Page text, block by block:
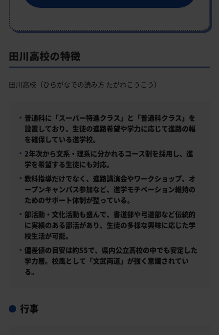
田川高校の特徴
田川高校（ひらがなでの読み方 たがわこうこう）
普通科に「スーパー特進クラス」と「普通科クラス」を
設置しており、生徒の進路希望や学力に応じて進路の幅
を確保している進学校。
2年次から文系・理系に分かれるコース制を採用し、進
学を希望する生徒にも対応。
教科指導だけでなく、進路講演会やワークショップ、オ
ープンキャンパス参加など、進学モチベーション維持の
ためのサポート体制が整っている。
部活動・文化活動も盛んで、書道部や弓道部など伝統的
に実績のある部活があり、生徒の多様な興味に応じた学
校生活が可能。
偏差値の目安は約55で、県内公立高校の中でも安定した
学力層。校風として「文武両道」が強く意識されてい
る。
行事